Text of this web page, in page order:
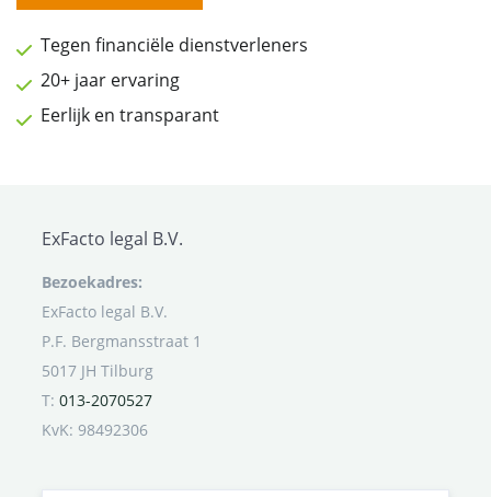
Tegen financiële dienstverleners
20+ jaar ervaring
Eerlijk en transparant
ExFacto legal B.V.
Bezoekadres:
ExFacto legal B.V.
P.F. Bergmansstraat 1
5017 JH Tilburg
T: 013-2070527
KvK: 98492306